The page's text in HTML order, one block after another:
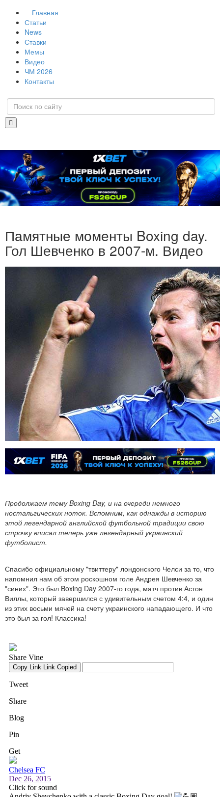
Главная
Статьи
News
Ставки
Мемы
Видео
ЧМ 2026
Контакты
Памятные моменты Boxing day.
Гол Шевченко в 2007-м. Видео
Продолжаем тему Boxing Day, и на очереди немного
ностальгических ноток. Вспомним, как однажды в историю
этой легендарной английской футбольной традиции свою
строчку вписал теперь уже легендарный украинский
футболист.
Спасибо официальному "твиттеру" лондонского Челси за то, что
напомнил нам об этом роскошном голе Андрея Шевченко за
"синих". Это был Boxing Day 2007-го года, матч против Астон
Виллы, который завершился с удивительным счетом 4:4, и один
из этих восьми мячей на счету украинского нападающего. И что
это был за гол! Классика!